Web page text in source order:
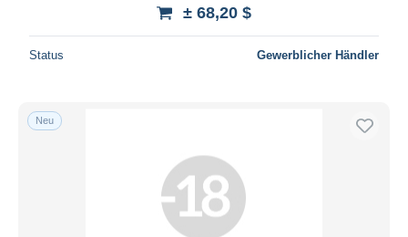
± 68,20 $
Status Gewerblicher Händler
Neu